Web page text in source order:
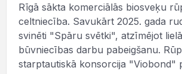
Rīgā sākta komerciālās biosveķu
celtniecība. Savukārt 2025. gada
svinēti "Spāru svētki", atzīmējot
būvniecības darbu pabeigšanu.
starptautiskā konsorcija "Viobond"